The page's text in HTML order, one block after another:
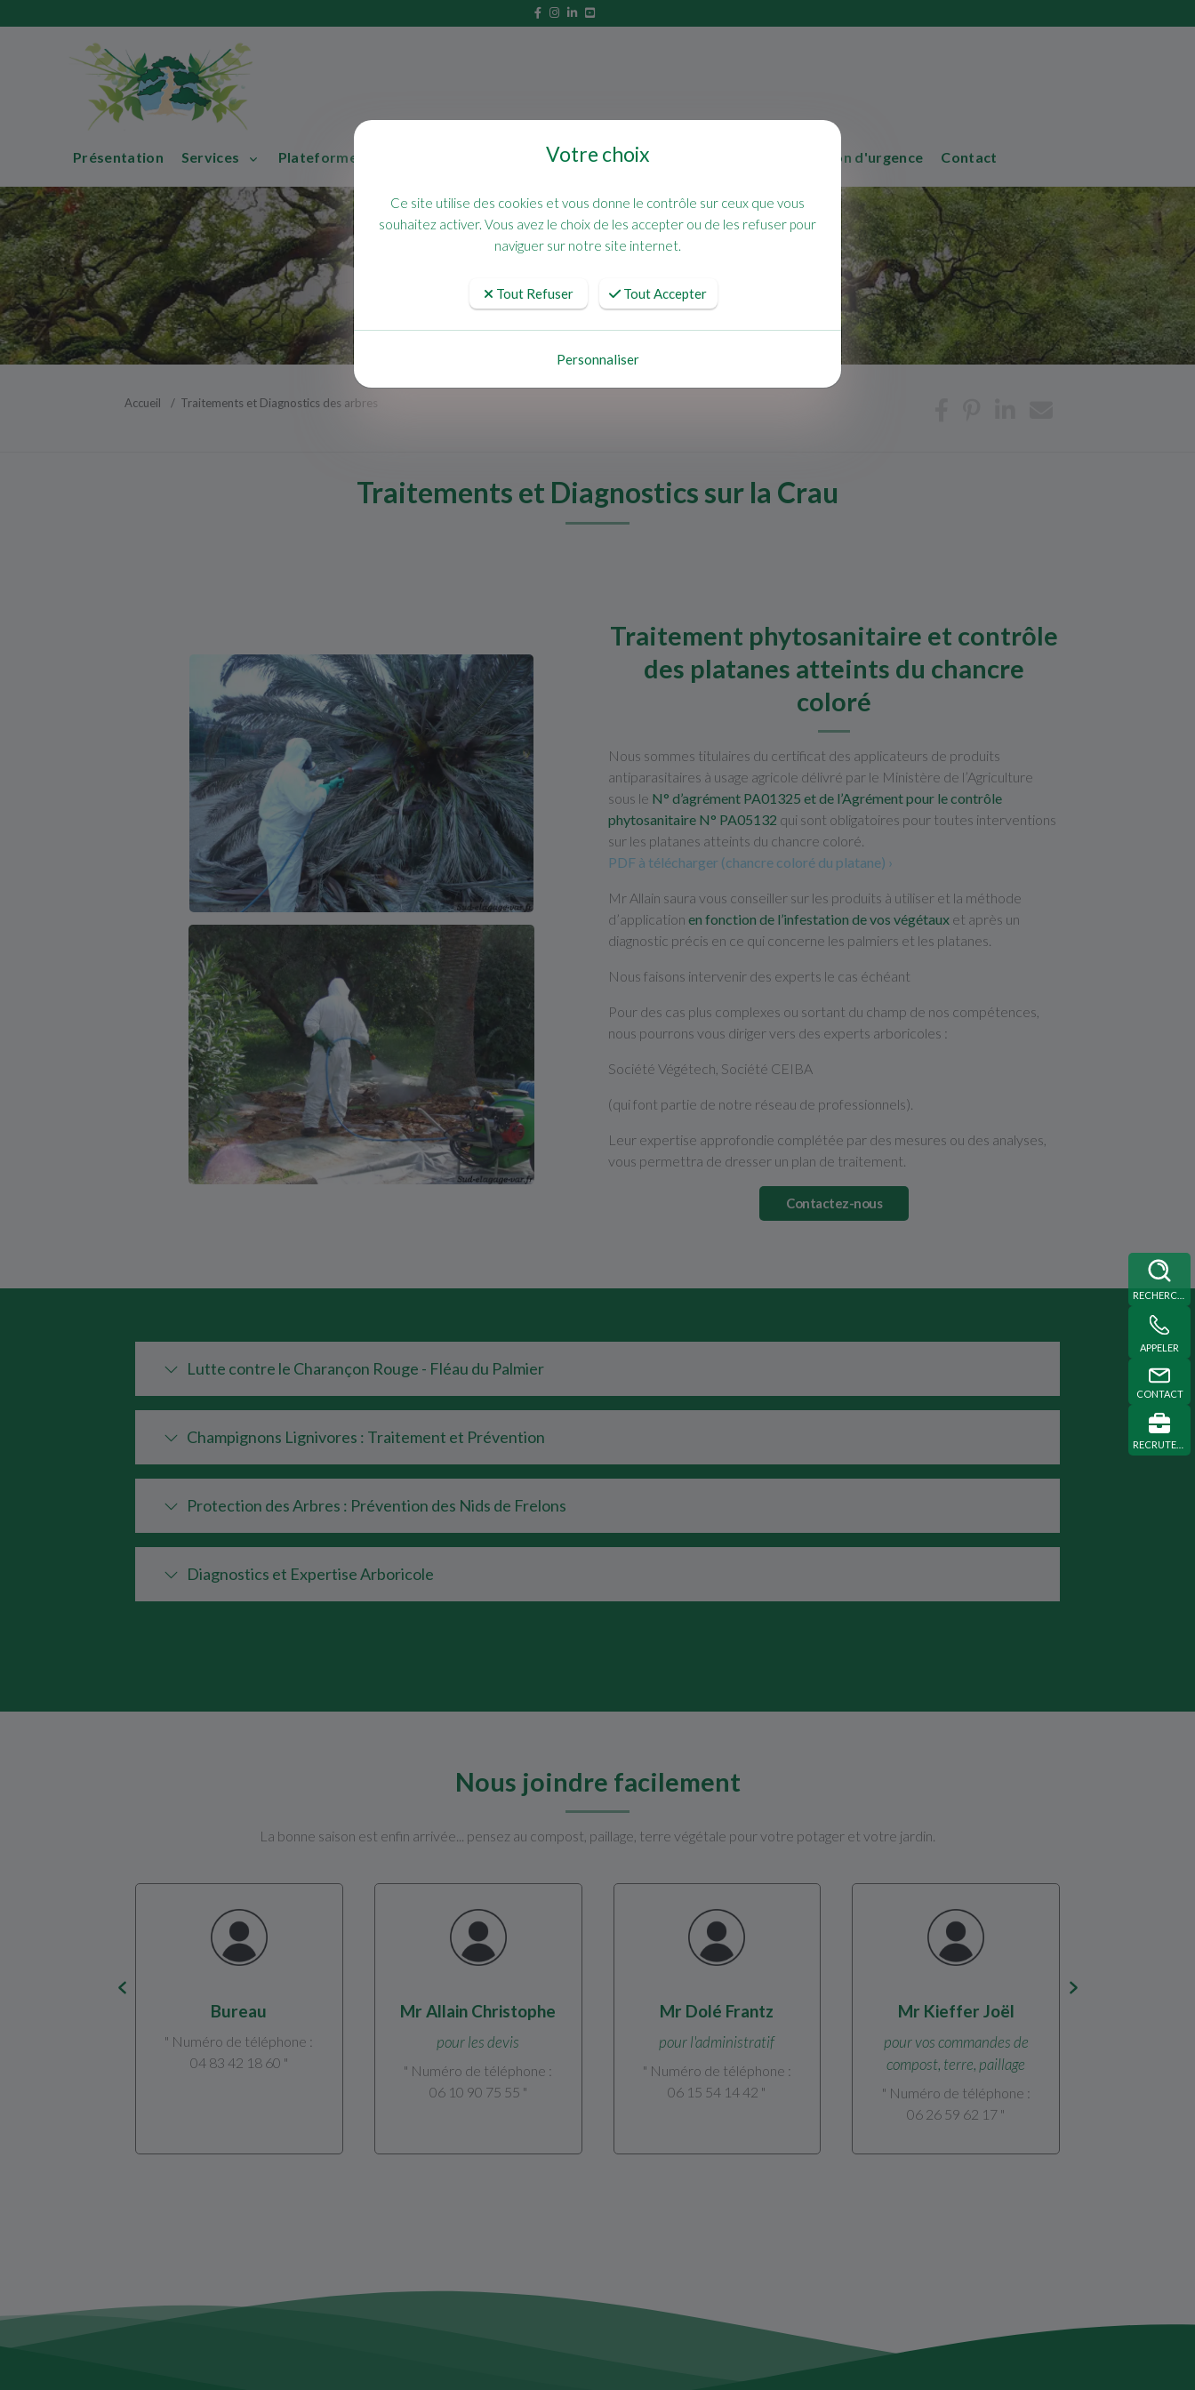
Présentation Services Plateforme de compostage Traitements et diagnostics des arbres Intervention d'urgence Contact
APPELER
CONTACT
Accueil Traitements et Diagnostics des arbres
Traitements et Diagnostics sur la Crau
Traitement phytosanitaire et contrôle
des platanes atteints du chancre
coloré
Nous sommes titulaires du certificat des applicateurs de produits
antiparasitaires à usage agricole délivré par le Ministère de l’Agriculture
sous le N° d’agrément PA01325 et de l’Agrément pour le contrôle
phytosanitaire N° PA05132 qui sont obligatoires pour toutes interventions
sur les platanes atteints du chancre coloré.
PDF à télécharger (chancre coloré du platane) ›
Mr Allain saura vous conseiller sur les produits à utiliser et la méthode
d’application en fonction de l’infestation de vos végétaux et après un
diagnostic précis en ce qui concerne les palmiers et les platanes.
Nous faisons intervenir des experts le cas échéant
Pour des cas plus complexes ou sortant du champ de nos compétences,
nous pourrons vous diriger vers des experts arboricoles :
Société Végétech, Société CEIBA
(qui font partie de notre réseau de professionnels).
Leur expertise approfondie complétée par des mesures ou des analyses,
vous permettra de dresser un plan de traitement.
Contactez-nous
Lutte contre le Charançon Rouge - Fléau du Palmier
Champignons Lignivores : Traitement et Prévention
Protection des Arbres : Prévention des Nids de Frelons
Diagnostics et Expertise Arboricole
Nous joindre facilement
La bonne saison est enfin arrivée... pensez au compost, paillage, terre végétale pour votre potager et votre jardin.
Bureau
" Numéro de téléphone :
04 83 42 18 60 "
Mr Allain Christophe
pour les devis
" Numéro de téléphone :
06 10 90 75 55 "
Mr Dolé Frantz
pour l'administratif
" Numéro de téléphone :
06 15 54 14 42 "
Mr Kieffer Joël
pour vos commandes de
compost, terre, paillage
" Numéro de téléphone :
06 26 59 62 17 "
Votre choix
Ce site utilise des cookies et vous donne le contrôle sur ceux que vous
souhaitez activer. Vous avez le choix de les accepter ou de les refuser pour
naviguer sur notre site internet.
Tout Refuser Tout Accepter
Personnaliser